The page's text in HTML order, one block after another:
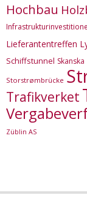
Hochbau
Lieferantentreffen
Schiffstunnel Skanska
Storstrømbrücke
Trafikverket
Züblin AS